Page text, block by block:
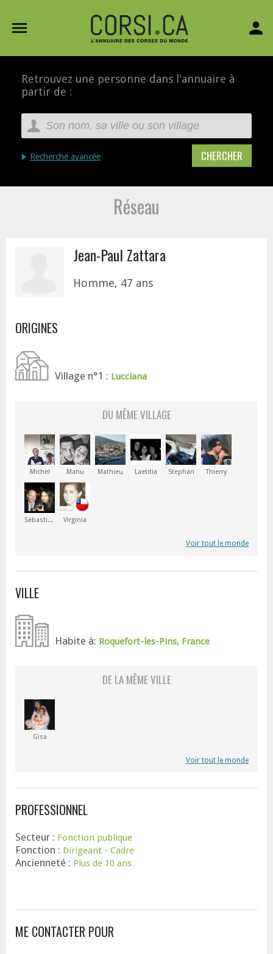
menu person
Retrouvez une personne dans l'annuaire à
partir de :
Recherche avancée
Réseau
Jean-Paul Zattara
Homme, 47 ans
ORIGINES
Village n°1 : Lucciana
DU MÊME VILLAGE
Michel Manu Mathieu Laetitia Stephan Thierry
Sébastien Virginia
Voir tout le monde
VILLE
Habite à: Roquefort-les-Pins, France
DE LA MÊME VILLE
Gisa
Voir tout le monde
PROFESSIONNEL
Secteur : Fonction publique
Fonction : Dirigeant - Cadre
Ancienneté : Plus de 10 ans
ME CONTACTER POUR